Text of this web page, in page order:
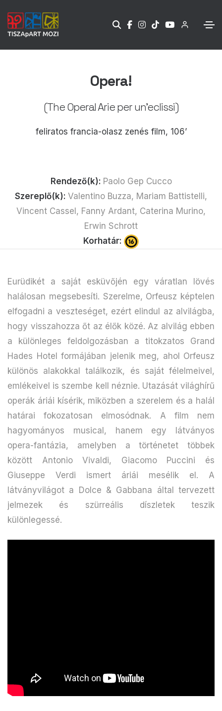
Opera!
(The Opera! Arie per un'eclissi)
feliratos francia-olasz zenés film, 106’
Rendező(k): Paolo Gep Cucco
Szereplő(k): Valentino Buzza, Mariam Battistelli,
Vincent Cassel, Fanny Ardant, Caterina Murino,
Erwin Schrott
Korhatár:
Eurüdikét a saját esküvőjén egy váratlan lövés
halálosan megsebesíti. Szerelme, Orfeusz képtelen
elfogadni a veszteséget, ezért elindul az alvilágba,
hogy visszahozza őt az élők közé. Az alvilág ebben
a különleges feldolgozásban a titokzatos Grand
Hades Hotel formájában jelenik meg, ahol Orfeusz
különös alakokkal találkozik, és saját félelmeivel,
emlékeivel is szembe kell néznie. Utazását világhírű
operák áriái kísérik, miközben a szerelem és a halál
határai fokozatosan elmosódnak. A film nem
hagyományos musical, hanem egy látványos
opera-fantázia, amelyben a történetet többek
között Antonio Vivaldi, Giacomo Puccini és
Giuseppe Verdi ismert áriái mesélik el. A
látványvilágot a Dolce & Gabbana által tervezett
jelmezek és szürreális díszletek teszik
különlegessé.